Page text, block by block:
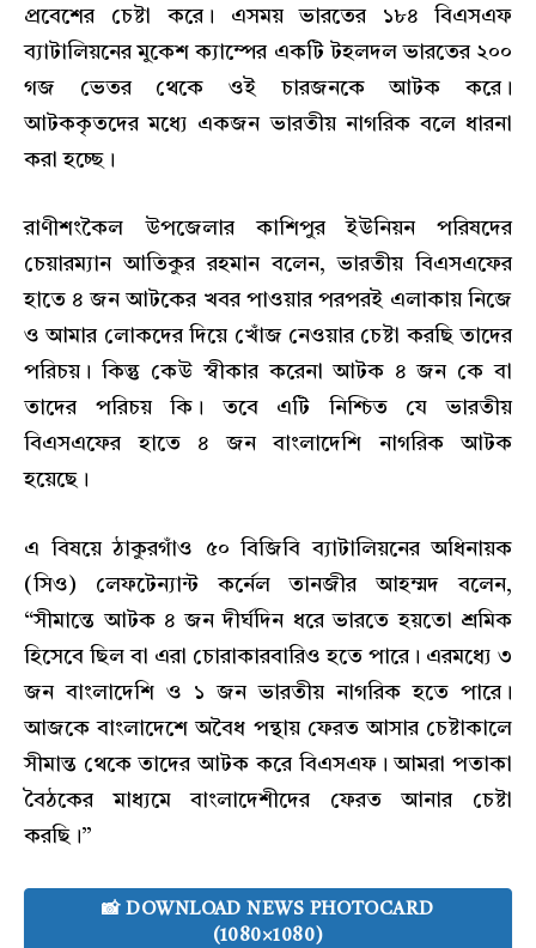
প্রবেশের চেষ্টা করে। এসময় ভারতের ১৮৪ বিএসএফ
ব্যাটালিয়নের মুকেশ ক্যাম্পের একটি টহলদল ভারতের ২০০
গজ ভেতর থেকে ওই চারজনকে আটক করে।
আটককৃতদের মধ্যে একজন ভারতীয় নাগরিক বলে ধারনা
করা হচ্ছে।
রাণীশংকৈল উপজেলার কাশিপুর ইউনিয়ন পরিষদের
চেয়ারম্যান আতিকুর রহমান বলেন, ভারতীয় বিএসএফের
হাতে ৪ জন আটকের খবর পাওয়ার পরপরই এলাকায় নিজে
ও আমার লোকদের দিয়ে খোঁজ নেওয়ার চেষ্টা করছি তাদের
পরিচয়। কিন্তু কেউ স্বীকার করেনা আটক ৪ জন কে বা
তাদের পরিচয় কি। তবে এটি নিশ্চিত যে ভারতীয়
বিএসএফের হাতে ৪ জন বাংলাদেশি নাগরিক আটক
হয়েছে।
এ বিষয়ে ঠাকুরগাঁও ৫০ বিজিবি ব্যাটালিয়নের অধিনায়ক
(সিও) লেফটেন্যান্ট কর্নেল তানজীর আহম্মদ বলেন,
“সীমান্তে আটক ৪ জন দীর্ঘদিন ধরে ভারতে হয়তো শ্রমিক
হিসেবে ছিল বা এরা চোরাকারবারিও হতে পারে। এরমধ্যে ৩
জন বাংলাদেশি ও ১ জন ভারতীয় নাগরিক হতে পারে।
আজকে বাংলাদেশে অবৈধ পন্থায় ফেরত আসার চেষ্টাকালে
সীমান্ত থেকে তাদের আটক করে বিএসএফ। আমরা পতাকা
বৈঠকের মাধ্যমে বাংলাদেশীদের ফেরত আনার চেষ্টা
করছি।”
📸 DOWNLOAD NEWS PHOTOCARD
(1080×1080)